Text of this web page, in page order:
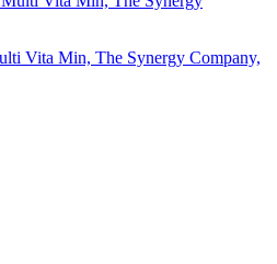
Vita Min, The Synergy Company,